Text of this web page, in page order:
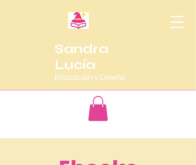
Sandra
Lucía
Educación y Diseño